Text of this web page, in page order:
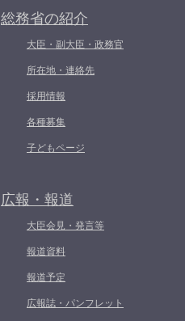
総務省の紹介
大臣・副大臣・政務官
所在地・連絡先
採用情報
各種募集
子どもページ
広報・報道
大臣会見・発言等
報道資料
報道予定
広報誌・パンフレット